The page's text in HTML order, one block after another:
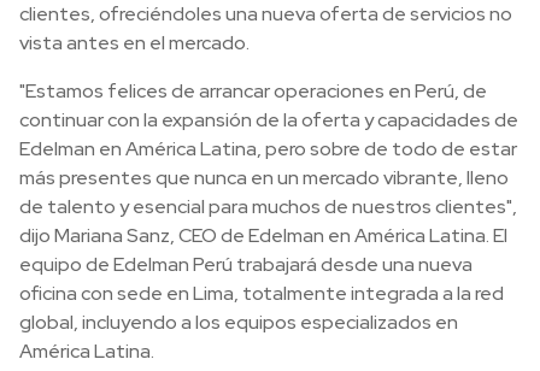
clientes, ofreciéndoles una nueva oferta de servicios no
vista antes en el mercado.
"Estamos felices de arrancar operaciones en Perú, de
continuar con la expansión de la oferta y capacidades de
Edelman en América Latina, pero sobre de todo de estar
más presentes que nunca en un mercado vibrante, lleno
de talento y esencial para muchos de nuestros clientes",
dijo Mariana Sanz, CEO de Edelman en América Latina. El
equipo de Edelman Perú trabajará desde una nueva
oficina con sede en Lima, totalmente integrada a la red
global, incluyendo a los equipos especializados en
América Latina.